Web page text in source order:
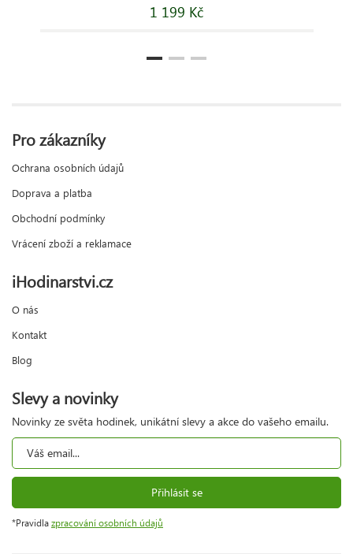
1 199 Kč
Pro zákazníky
Ochrana osobních údajů
Doprava a platba
Obchodní podmínky
Vrácení zboží a reklamace
iHodinarstvi.cz
O nás
Kontakt
Blog
Slevy a novinky
Novinky ze světa hodinek, unikátní slevy a akce do vašeho emailu.
Přihlásit se
*Pravidla zpracování osobních údajů